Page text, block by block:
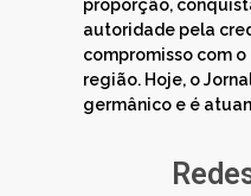
proporção,
autoridade pela
compromisso com
região. Hoje, o
germânico e é